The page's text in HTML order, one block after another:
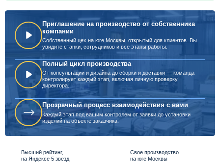
Приглашение на производство от собственника
компании
Собственный цех на юге Москвы, открытый для клиентов. Вы
увидите станки, сотрудников и все этапы работы.
Полный цикл производства
От консультации и дизайна до сборки и доставки — команда
контролирует каждый этап, включая личную проверку
директора.
Прозрачный процесс взаимодействия с вами
Каждый этап под вашим контролем от заявки до установки
изделий на объекте заказчика.
Высший рейтинг,
на Яндексе 5 звезд
Свое производство
на юге Москвы